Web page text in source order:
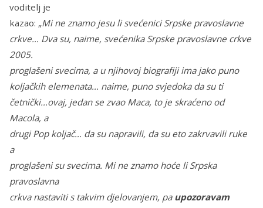
voditelj je
kazao: „Mi ne znamo jesu li svećenici Srpske pravoslavne
crkve… Dva su, naime, svećenika Srpske pravoslavne crkve
2005.
proglašeni svecima, a u njihovoj biografiji ima jako puno
koljačkih elemenata… naime, puno svjedoka da su ti
četnički…ovaj, jedan se zvao Maca, to je skraćeno od
Macola, a
drugi Pop koljač… da su napravili, da su eto zakrvavili ruke
a
proglašeni su svecima. Mi ne znamo hoće li Srpska
pravoslavna
crkva nastaviti s takvim djelovanjem, pa upozoravam